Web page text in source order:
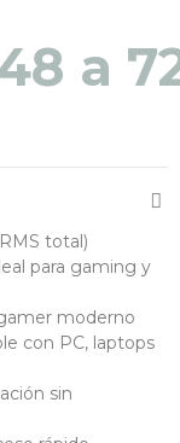
a
total)
para gaming y
moderno
con PC, laptops
sin